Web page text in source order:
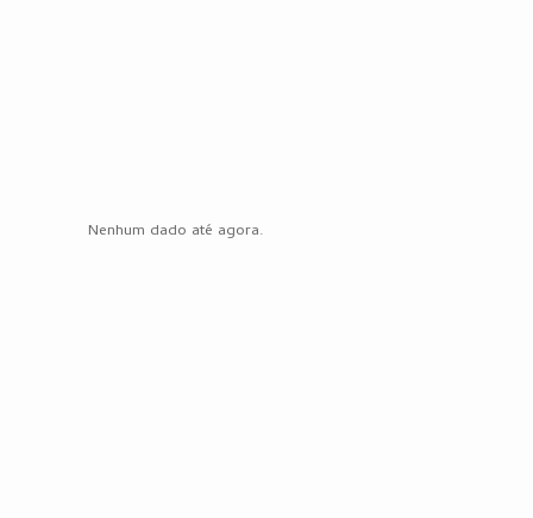
Nenhum dado até agora.